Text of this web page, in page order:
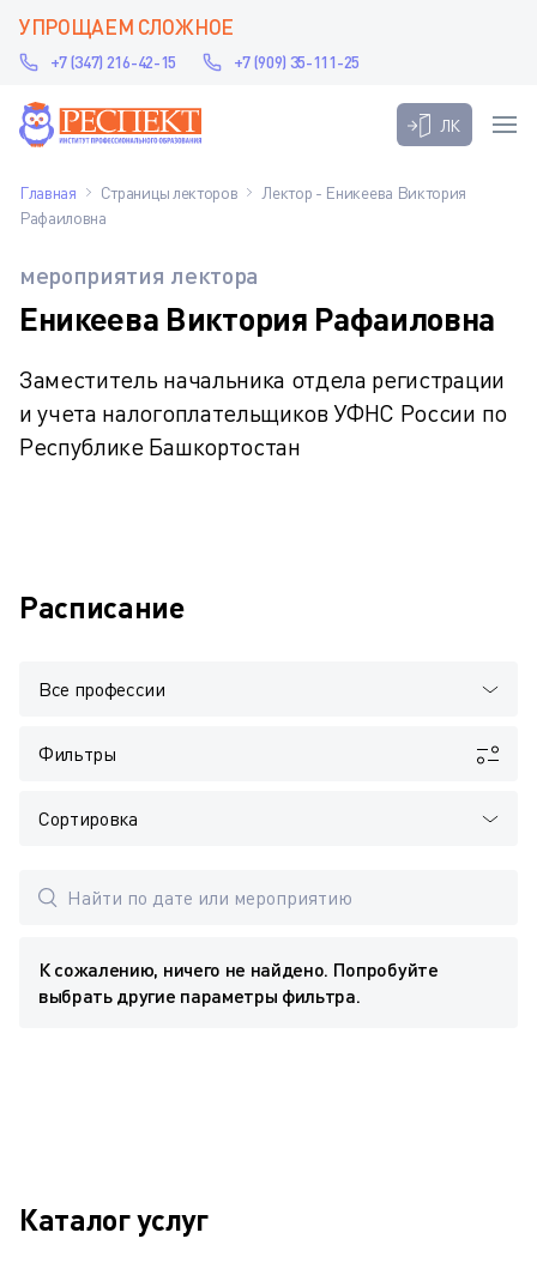
УПРОЩАЕМ СЛОЖНОЕ
+7 (347) 216-42-15 +7 (909) 35-111-25
ЛК
Главная Страницы лекторов
Лектор - Еникеева Виктория
Рафаиловна
мероприятия лектора
Еникеева Виктория Рафаиловна
Заместитель начальника отдела регистрации
и учета налогоплательщиков УФНС России по
Республике Башкортостан
Расписание
Все профессии
Фильтры
Сортировка
К сожалению, ничего не найдено. Попробуйте
выбрать другие параметры фильтра.
Каталог услуг